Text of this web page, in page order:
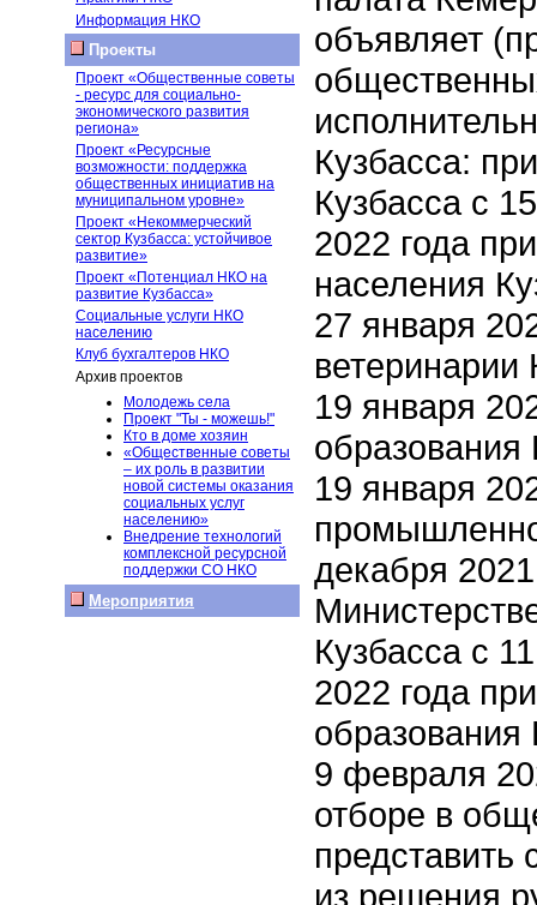
Информация НКО
Проекты
Проект «Общественные советы
- ресурс для социально-
экономического развития
региона»
Проект «Ресурсные
возможности: поддержка
общественных инициатив на
муниципальном уровне»
Проект «Некоммерческий
сектор Кузбасса: устойчивое
развитие»
Проект «Потенциал НКО на
развитие Кузбасса»
Социальные услуги НКО
населению
Клуб бухгалтеров НКО
Архив проектов
Молодежь села
Проект "Ты - можешь!"
Кто в доме хозяин
«Общественные советы
– их роль в развитии
новой системы оказания
социальных услуг
населению»
Внедрение технологий
комплексной ресурсной
поддержки СО НКО
Мероприятия
объявляет
Кузбасса:
Кузбасса с
2022 года
населения
27 января
ветеринарии
19 января
образования
19 января
декабря
Кузбасса с
2022 года
образования
9 февраля
отборе в
из решения